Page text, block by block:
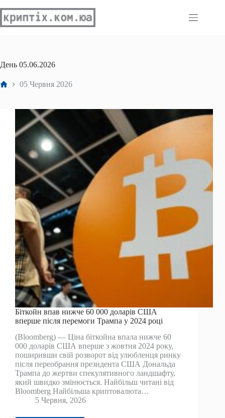
до
вмісту
День 05.06.2026
Головна
05 Червня 2026
Біткойн впав нижче 60 000 доларів США
вперше після перемоги Трампа у 2024 році
(Bloomberg) — Ціна біткойна впала нижче 60
000 доларів США вперше з жовтня 2024 року,
поширивши свій розворот від улюбленця ринку
після переобрання президента США Дональда
Трампа до жертви спекулятивного ландшафту,
який швидко змінюється. Найбільш читані від
Bloomberg Найбільша криптовалюта…
5 Червня, 2026